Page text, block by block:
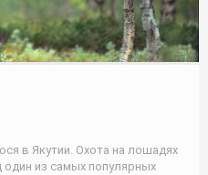
в Якутии. Охота на лошадях
один из самых популярных